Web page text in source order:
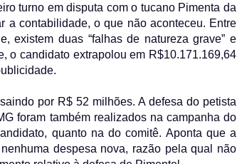
turno em disputa com o tucano Pimenta da
a contabilidade, o que não aconteceu. Entre
existem duas “falhas de natureza grave” e
o candidato extrapolou em R$10.171.169,64
por R$ 52 milhões. A defesa do petista
foram também realizados na campanha do
quanto na do comitê. Aponta que a
despesa nova, razão pela qual não